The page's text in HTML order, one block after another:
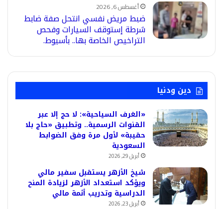
أغسطس 6, 2026
ضبط مريض نفسي انتحل صفة ضابط
شرطة إستوقف السيارات وفحص
التراخيص الخاصة بها.. بأسيوط.
دين ودنيا
«الغرف السياحية»: لا حج إلا عبر
القنوات الرسمية.. وتطبيق «حاج بلا
حقيبة» لأول مرة وفق الضوابط
السعودية
أبريل 29, 2026
شيخ الأزهر يستقبل سفير مالي
ويؤكد استعداد الأزهر لزيادة المنح
الدراسية وتدريب أئمة مالي
أبريل 23, 2026